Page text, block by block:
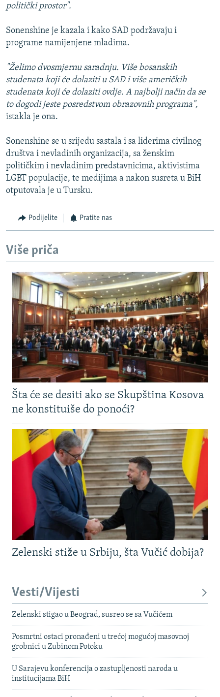
politički prostor".
Sonenshine je kazala i kako SAD podržavaju i
programe namijenjene mladima.
"Želimo dvosmjernu saradnju. Više bosanskih
studenata koji će dolaziti u SAD i više američkih
studenata koji će dolaziti ovdje. A najbolji način da se
to dogodi jeste posredstvom obrazovnih programa",
istakla je ona.
Sonenshine se u srijedu sastala i sa liderima civilnog
društva i nevladinih organizacija, sa ženskim
političkim i nevladinim predstavnicima, aktivistima
LGBT populacije, te medijima a nakon susreta u BiH
otputovala je u Tursku.
Podijelite Pratite nas
Više priča
Šta će se desiti ako se Skupština Kosova
ne konstituiše do ponoći?
Zelenski stiže u Srbiju, šta Vučić dobija?
Vesti/Vijesti
Zelenski stigao u Beograd, susreo se sa Vučićem
Posmrtni ostaci pronađeni u trećoj mogućoj masovnoj
grobnici u Zubinom Potoku
U Sarajevu konferencija o zastupljenosti naroda u
institucijama BiH